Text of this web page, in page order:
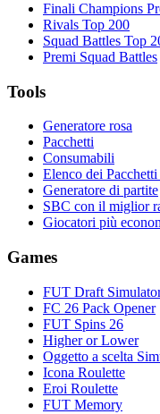
Finali Champions
Rivals Top 200
Squad Battles Top
Premi Squad Battles
Tools
Generatore rosa
Pacchetti
Consumabili
Elenco dei
Generatore di partite
SBC con il miglior
Giocatori più
Games
FUT Draft
FC 26 Pack Opener
FUT Spins 26
Higher or Lower
Oggetto a scelta
Icona Roulette
Eroi Roulette
FUT Memory